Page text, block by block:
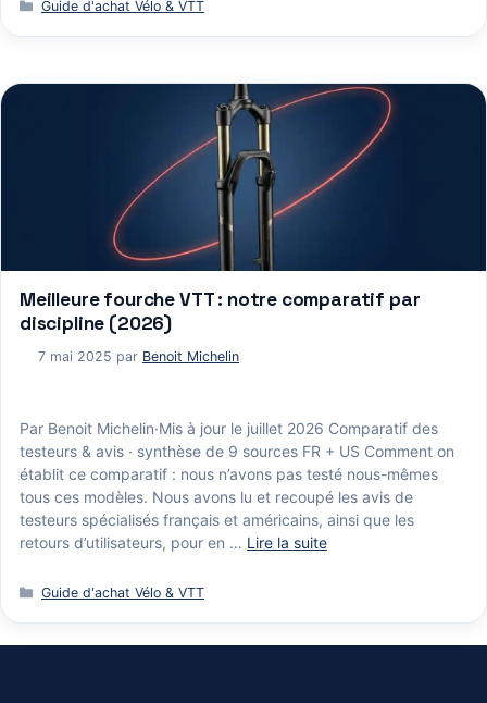
Guide d'achat Vélo & VTT
Meilleure fourche VTT : notre comparatif par
discipline (2026)
7 mai 2025 par Benoit Michelin
Par Benoit Michelin·Mis à jour le juillet 2026 Comparatif des
testeurs & avis · synthèse de 9 sources FR + US Comment on
établit ce comparatif : nous n’avons pas testé nous-mêmes
tous ces modèles. Nous avons lu et recoupé les avis de
testeurs spécialisés français et américains, ainsi que les
retours d’utilisateurs, pour en … Lire la suite
Catégories
Guide d'achat Vélo & VTT